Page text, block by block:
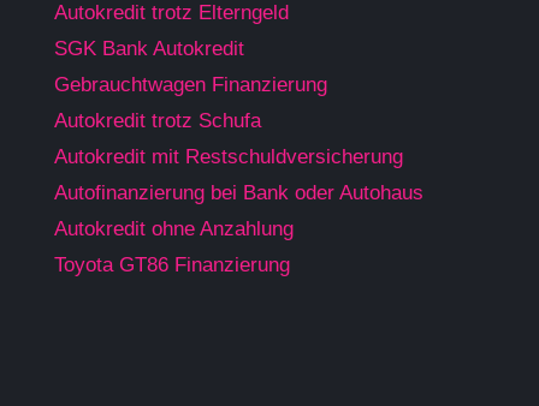
Autokredit trotz Elterngeld
SGK Bank Autokredit
Gebrauchtwagen Finanzierung
Autokredit trotz Schufa
Autokredit mit Restschuldversicherung
Autofinanzierung bei Bank oder Autohaus
Autokredit ohne Anzahlung
Toyota GT86 Finanzierung